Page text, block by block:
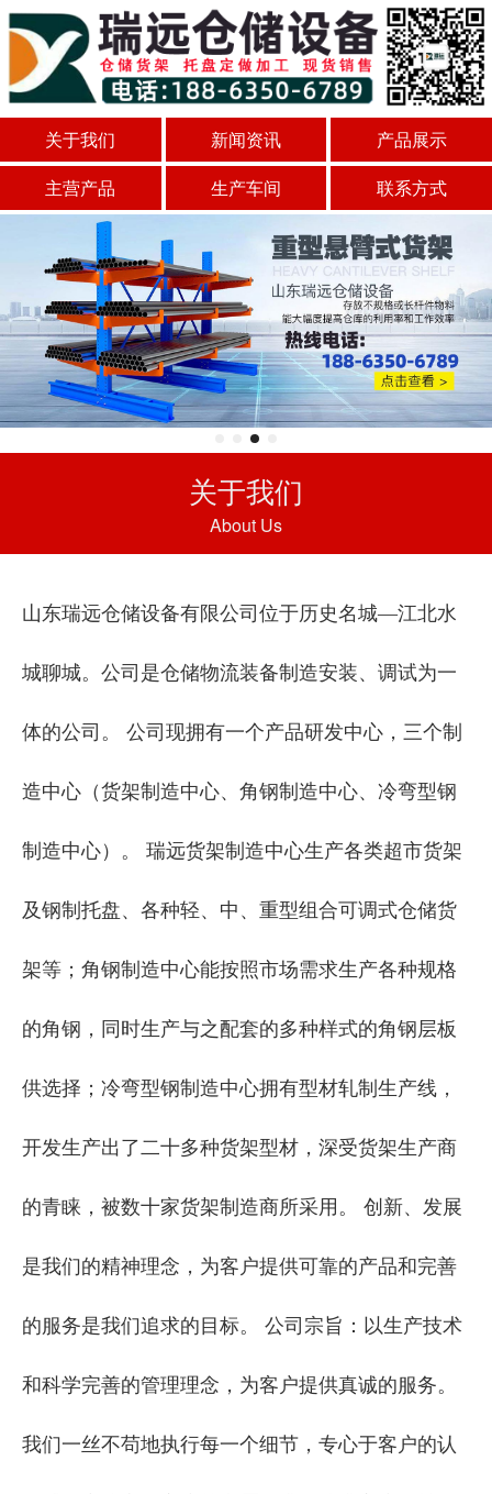
关于我们 新闻资讯
产品展示
主营产品
生产车间 联系方式
关于我们
About Us
山东瑞远仓储设备有限公司位于历史名城—江北水
城聊城。公司是仓储物流装备制造安装、调试为一
体的公司。 公司现拥有一个产品研发中心，三个制
造中心（货架制造中心、角钢制造中心、冷弯型钢
制造中心）。 瑞远货架制造中心生产各类超市货架
及钢制托盘、各种轻、中、重型组合可调式仓储货
架等；角钢制造中心能按照市场需求生产各种规格
的角钢，同时生产与之配套的多种样式的角钢层板
供选择；冷弯型钢制造中心拥有型材轧制生产线，
开发生产出了二十多种货架型材，深受货架生产商
的青睐，被数十家货架制造商所采用。 创新、发展
是我们的精神理念，为客户提供可靠的产品和完善
的服务是我们追求的目标。 公司宗旨：以生产技术
和科学完善的管理理念，为客户提供真诚的服务。
我们一丝不苟地执行每一个细节，专心于客户的认